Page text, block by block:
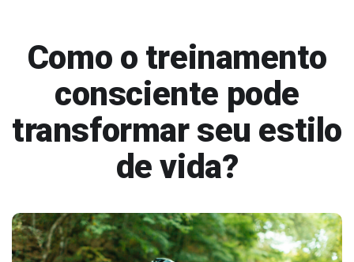
Como o treinamento
consciente pode
transformar seu estilo
de vida?